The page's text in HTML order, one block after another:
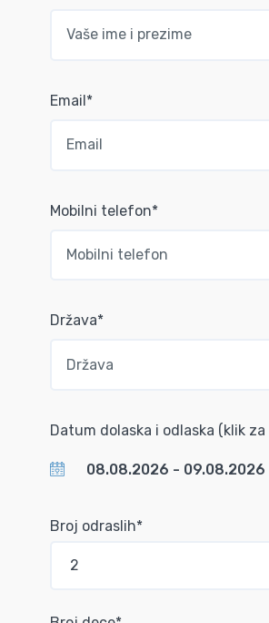
Email*
Mobilni telefon*
Država*
Datum dolaska i odlaska (klik
Broj odraslih*